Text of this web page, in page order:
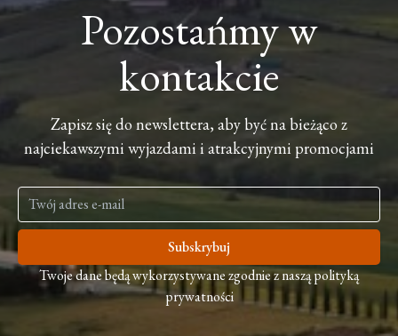
Pozostańmy w
kontakcie
Zapisz się do newslettera, aby być na bieżąco z
najciekawszymi wyjazdami i atrakcyjnymi promocjami
Subskrybuj
Twoje dane będą wykorzystywane zgodnie z naszą polityką
prywatności